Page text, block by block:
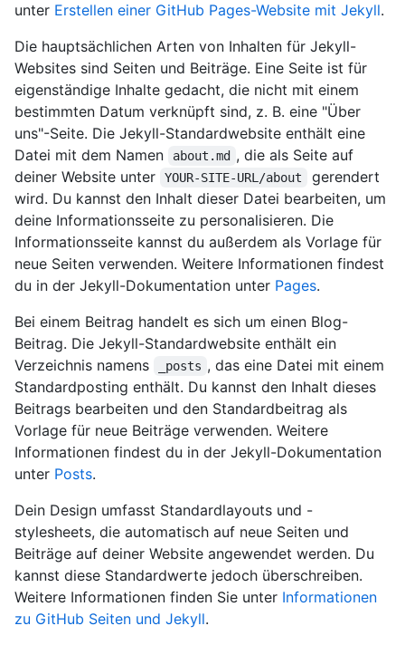
unter Erstellen einer GitHub Pages-Website mit Jekyll.
Die hauptsächlichen Arten von Inhalten für Jekyll-
Websites sind Seiten und Beiträge. Eine Seite ist für
eigenständige Inhalte gedacht, die nicht mit einem
bestimmten Datum verknüpft sind, z. B. eine "Über
uns"-Seite. Die Jekyll-Standardwebsite enthält eine
Datei mit dem Namen
about.md , die als Seite auf
deiner Website unter
YOUR-SITE-URL/about
gerendert
wird. Du kannst den Inhalt dieser Datei bearbeiten, um
deine Informationsseite zu personalisieren. Die
Informationsseite kannst du außerdem als Vorlage für
neue Seiten verwenden. Weitere Informationen findest
du in der Jekyll-Dokumentation unter Pages.
Bei einem Beitrag handelt es sich um einen Blog-
Beitrag. Die Jekyll-Standardwebsite enthält ein
Verzeichnis namens
_posts , das eine Datei mit einem
Standardposting enthält. Du kannst den Inhalt dieses
Beitrags bearbeiten und den Standardbeitrag als
Vorlage für neue Beiträge verwenden. Weitere
Informationen findest du in der Jekyll-Dokumentation
unter Posts.
Dein Design umfasst Standardlayouts und -
stylesheets, die automatisch auf neue Seiten und
Beiträge auf deiner Website angewendet werden. Du
kannst diese Standardwerte jedoch überschreiben.
Weitere Informationen finden Sie unter Informationen
zu GitHub Seiten und Jekyll.